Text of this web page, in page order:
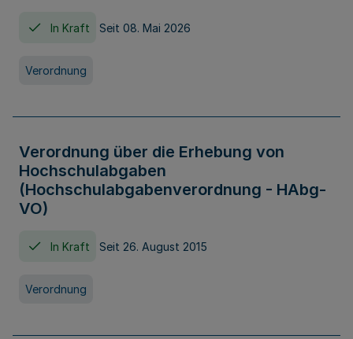
In Kraft Seit 08. Mai 2026
Verordnung
Verordnung über die Erhebung von
Hochschulabgaben
(Hochschulabgabenverordnung - HAbg-
VO)
In Kraft Seit 26. August 2015
Verordnung